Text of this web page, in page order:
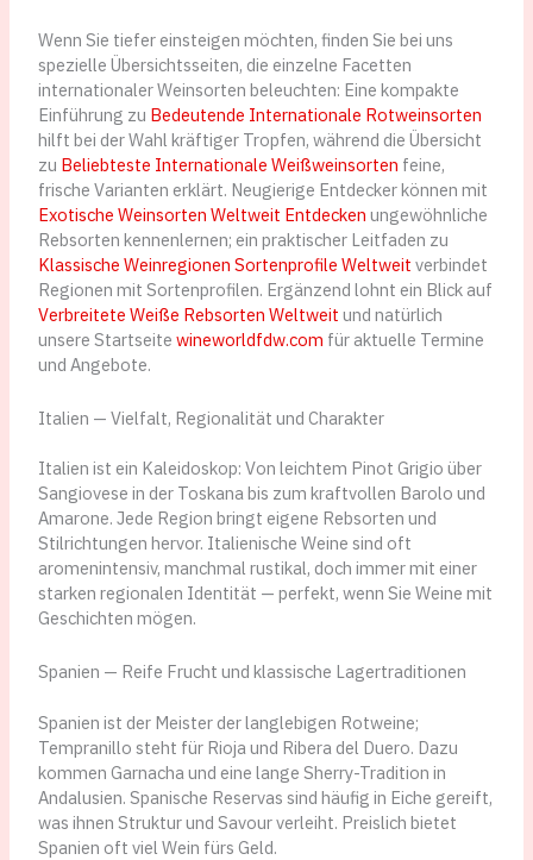
Wenn Sie tiefer einsteigen möchten, finden Sie bei uns
spezielle Übersichtsseiten, die einzelne Facetten
internationaler Weinsorten beleuchten: Eine kompakte
Einführung zu Bedeutende Internationale Rotweinsorten
hilft bei der Wahl kräftiger Tropfen, während die Übersicht
zu Beliebteste Internationale Weißweinsorten feine,
frische Varianten erklärt. Neugierige Entdecker können mit
Exotische Weinsorten Weltweit Entdecken ungewöhnliche
Rebsorten kennenlernen; ein praktischer Leitfaden zu
Klassische Weinregionen Sortenprofile Weltweit verbindet
Regionen mit Sortenprofilen. Ergänzend lohnt ein Blick auf
Verbreitete Weiße Rebsorten Weltweit und natürlich
unsere Startseite wineworldfdw.com für aktuelle Termine
und Angebote.
Italien — Vielfalt, Regionalität und Charakter
Italien ist ein Kaleidoskop: Von leichtem Pinot Grigio über
Sangiovese in der Toskana bis zum kraftvollen Barolo und
Amarone. Jede Region bringt eigene Rebsorten und
Stilrichtungen hervor. Italienische Weine sind oft
aromenintensiv, manchmal rustikal, doch immer mit einer
starken regionalen Identität — perfekt, wenn Sie Weine mit
Geschichten mögen.
Spanien — Reife Frucht und klassische Lagertraditionen
Spanien ist der Meister der langlebigen Rotweine;
Tempranillo steht für Rioja und Ribera del Duero. Dazu
kommen Garnacha und eine lange Sherry-Tradition in
Andalusien. Spanische Reservas sind häufig in Eiche gereift,
was ihnen Struktur und Savour verleiht. Preislich bietet
Spanien oft viel Wein fürs Geld.